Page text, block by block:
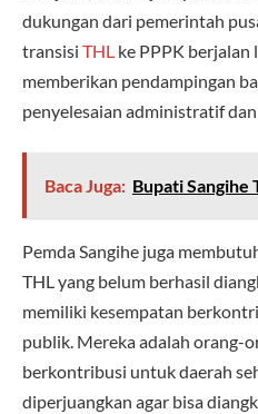
dukungan dari pemerintah
transisi THL ke PPPK berjalan
memberikan pendampingan
penyelesaian administratif dan
Baca Juga: Bupati Sangihe
Pemda Sangihe juga
THL yang belum berhasil
memiliki kesempatan
publik. Mereka adalah orang-
berkontribusi untuk daerah
diperjuangkan agar bisa